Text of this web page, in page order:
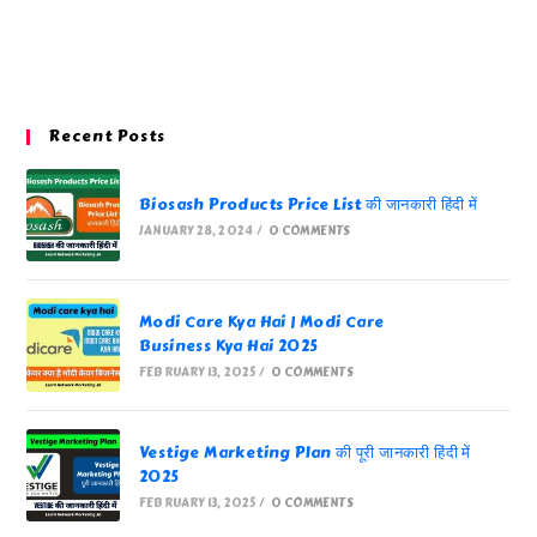
Recent Posts
Biosash Products Price List की जानकारी हिंदी में
JANUARY 28, 2024 / 0 COMMENTS
Modi Care Kya Hai | Modi Care
Business Kya Hai 2025
FEBRUARY 13, 2025 / 0 COMMENTS
Vestige Marketing Plan की पूरी जानकारी हिंदी में
2025
FEBRUARY 13, 2025 / 0 COMMENTS